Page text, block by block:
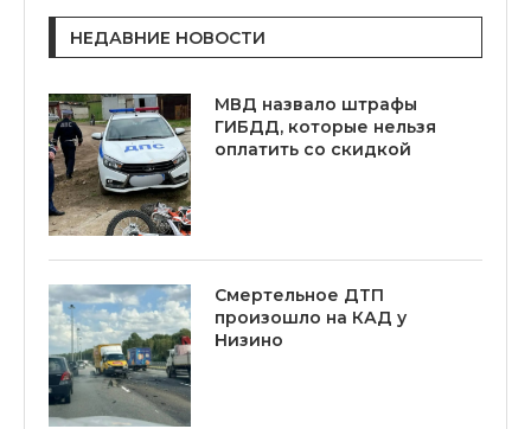
НЕДАВНИЕ НОВОСТИ
МВД назвало штрафы
ГИБДД, которые нельзя
оплатить со скидкой
Смертельное ДТП
произошло на КАД у
Низино